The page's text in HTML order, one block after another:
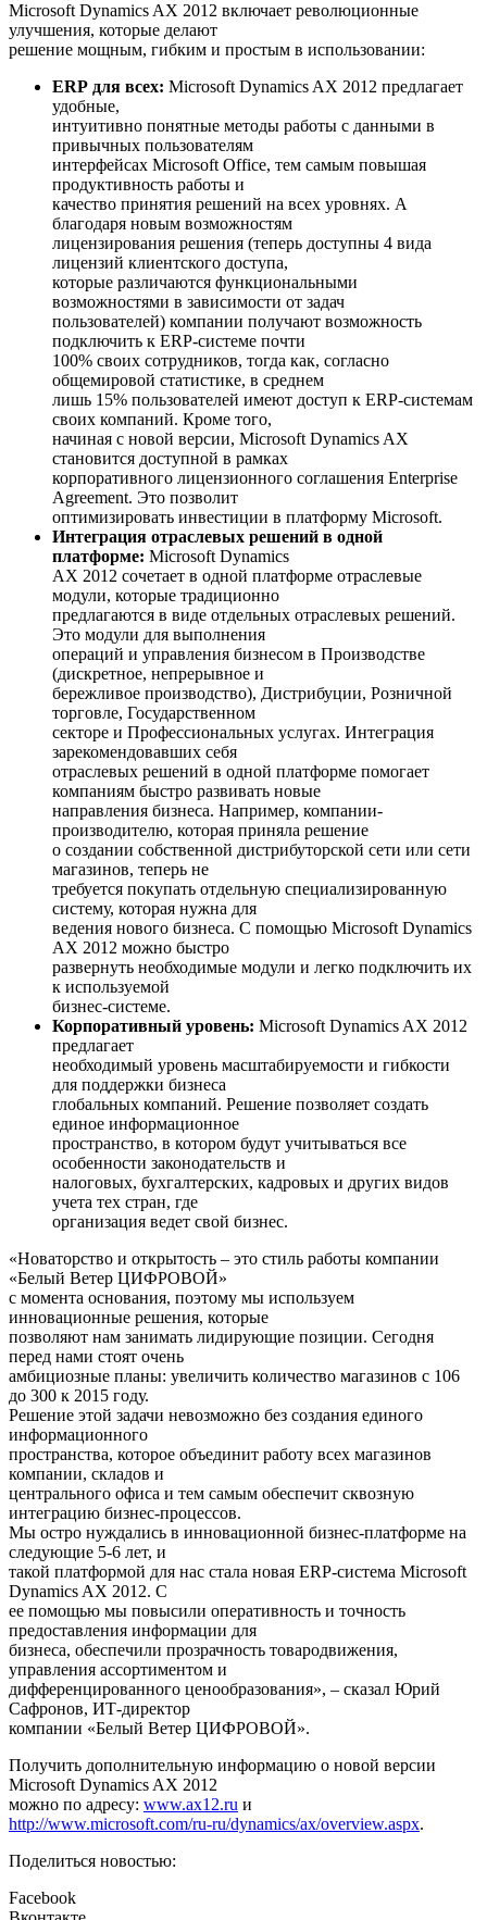
Microsoft Dynamics AX 2012 включает революционные
улучшения, которые делают
решение мощным, гибким и простым в использовании:
ERP для всех: Microsoft Dynamics AX 2012 предлагает
удобные,
интуитивно понятные методы работы с данными в
привычных пользователям
интерфейсах Microsoft Office, тем самым повышая
продуктивность работы и
качество принятия решений на всех уровнях. А
благодаря новым возможностям
лицензирования решения (теперь доступны 4 вида
лицензий клиентского доступа,
которые различаются функциональными
возможностями в зависимости от задач
пользователей) компании получают возможность
подключить к ERP-системе почти
100% своих сотрудников, тогда как, согласно
общемировой статистике, в среднем
лишь 15% пользователей имеют доступ к ERP-системам
своих компаний. Кроме того,
начиная с новой версии, Microsoft Dynamics AX
становится доступной в рамках
корпоративного лицензионного соглашения Enterprise
Agreement. Это позволит
оптимизировать инвестиции в платформу Microsoft.
Интеграция отраслевых решений в одной
платформе: Microsoft Dynamics
AX 2012 сочетает в одной платформе отраслевые
модули, которые традиционно
предлагаются в виде отдельных отраслевых решений.
Это модули для выполнения
операций и управления бизнесом в Производстве
(дискретное, непрерывное и
бережливое производство), Дистрибуции, Розничной
торговле, Государственном
секторе и Профессиональных услугах. Интеграция
зарекомендовавших себя
отраслевых решений в одной платформе помогает
компаниям быстро развивать новые
направления бизнеса. Например, компании-
производителю, которая приняла решение
о создании собственной дистрибуторской сети или сети
магазинов, теперь не
требуется покупать отдельную специализированную
систему, которая нужна для
ведения нового бизнеса. С помощью Microsoft Dynamics
AX 2012 можно быстро
развернуть необходимые модули и легко подключить их
к используемой
бизнес-системе.
Корпоративный уровень: Microsoft Dynamics AX 2012
предлагает
необходимый уровень масштабируемости и гибкости
для поддержки бизнеса
глобальных компаний. Решение позволяет создать
единое информационное
пространство, в котором будут учитываться все
особенности законодательств и
налоговых, бухгалтерских, кадровых и других видов
учета тех стран, где
организация ведет свой бизнес.
«Новаторство и открытость – это стиль работы компании
«Белый Ветер ЦИФРОВОЙ»
с момента основания, поэтому мы используем
инновационные решения, которые
позволяют нам занимать лидирующие позиции. Сегодня
перед нами стоят очень
амбициозные планы: увеличить количество магазинов с 106
до 300 к 2015 году.
Решение этой задачи невозможно без создания единого
информационного
пространства, которое объединит работу всех магазинов
компании, складов и
центрального офиса и тем самым обеспечит сквозную
интеграцию бизнес-процессов.
Мы остро нуждались в инновационной бизнес-платформе на
следующие 5-6 лет, и
такой платформой для нас стала новая ERP-система Microsoft
Dynamics AX 2012. С
ее помощью мы повысили оперативность и точность
предоставления информации для
бизнеса, обеспечили прозрачность товародвижения,
управления ассортиментом и
дифференцированного ценообразования», – сказал Юрий
Сафронов, ИТ-директор
компании «Белый Ветер ЦИФРОВОЙ».
Получить дополнительную информацию о новой версии
Microsoft Dynamics AX 2012
можно по адресу: www.ax12.ru и
http://www.microsoft.com/ru-ru/dynamics/ax/overview.aspx.
Поделиться новостью:
Facebook